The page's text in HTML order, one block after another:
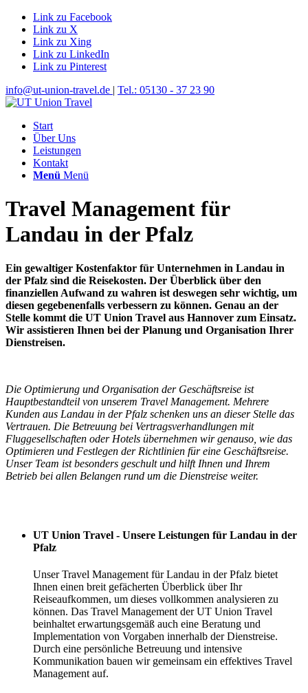
Link zu Facebook
Link zu X
Link zu Xing
Link zu LinkedIn
Link zu Pinterest
info@ut-union-travel.de | Tel.: 05130 - 37 23 90
Start
Über Uns
Leistungen
Kontakt
Menü Menü
Travel Management für
Landau in der Pfalz
Ein gewaltiger Kostenfaktor für Unternehmen in Landau in
der Pfalz sind die Reisekosten. Der Überblick über den
finanziellen Aufwand zu wahren ist deswegen sehr wichtig, um
diesen gegebenenfalls verbessern zu können. Genau an der
Stelle kommt die UT Union Travel aus Hannover zum Einsatz.
Wir assistieren Ihnen bei der Planung und Organisation Ihrer
Dienstreisen.
Die Optimierung und Organisation der Geschäftsreise ist
Hauptbestandteil von unserem Travel Management. Mehrere
Kunden aus Landau in der Pfalz schenken uns an dieser Stelle das
Vertrauen. Die Betreuung bei Vertragsverhandlungen mit
Fluggesellschaften oder Hotels übernehmen wir genauso, wie das
Optimieren und Festlegen der Richtlinien für eine Geschäftsreise.
Unser Team ist besonders geschult und hilft Ihnen und Ihrem
Betrieb bei allen Belangen rund um die Dienstreise weiter.
UT Union Travel - Unsere Leistungen für Landau in der
Pfalz
Unser Travel Management für Landau in der Pfalz bietet
Ihnen einen breit gefächerten Überblick über Ihr
Reiseaufkommen, um dieses vollkommen analysieren zu
können. Das Travel Management der UT Union Travel
beinhaltet erwartungsgemäß auch eine Beratung und
Implementation von Vorgaben innerhalb der Dienstreise.
Durch eine persönliche Betreuung und intensive
Kommunikation bauen wir gemeinsam ein effektives Travel
Management auf.